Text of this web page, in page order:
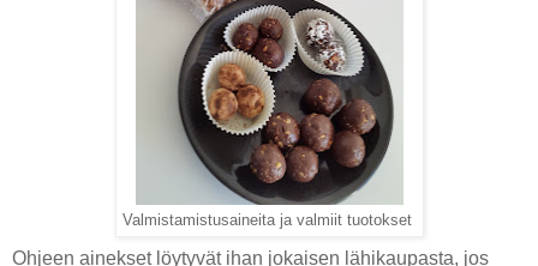
Valmistamistusaineita ja valmiit tuotokset
Ohjeen ainekset löytyvät ihan jokaisen lähikaupasta, jos